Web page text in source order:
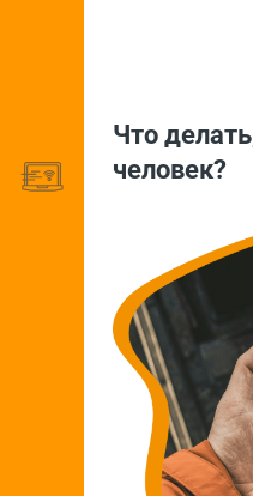
Что
человек?